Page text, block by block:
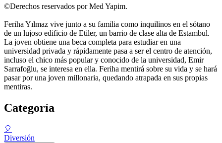
©Derechos reservados por Med Yapim.
Feriha Yılmaz vive junto a su familia como inquilinos en el sótano
de un lujoso edificio de Etiler, un barrio de clase alta de Estambul.
La joven obtiene una beca completa para estudiar en una
universidad privada y rápidamente pasa a ser el centro de atención,
incluso el chico más popular y conocido de la universidad, Emir
Sarrafoğlu, se interesa en ella. Feriha mentirá sobre su vida y se hará
pasar por una joven millonaria, quedando atrapada en sus propias
mentiras.
Categoría
🎈
Diversión